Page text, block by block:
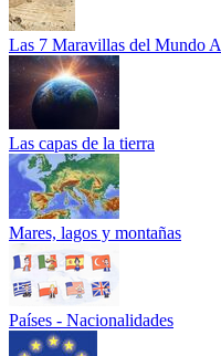
Las 7 Maravillas del Mundo
Las capas de la tierra
Mares, lagos y montañas
Países - Nacionalidades